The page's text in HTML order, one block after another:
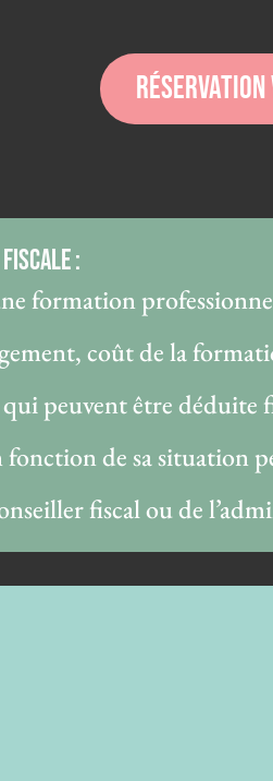
réservation
fiscale :
formation
coût de la
peuvent être déduite
de sa situation
fiscal ou de